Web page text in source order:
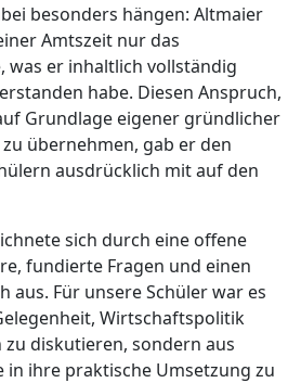
besonders hängen: Altmaier
Amtszeit nur das
was er inhaltlich vollständig
habe. Diesen Anspruch,
Grundlage eigener gründlicher
übernehmen, gab er den
ausdrücklich mit auf den
sich durch eine offene
fundierte Fragen und einen
aus. Für unsere Schüler war es
Wirtschaftspolitik
diskutieren, sondern aus
in ihre praktische Umsetzung zu